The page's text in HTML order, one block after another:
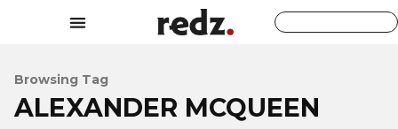
Browsing Tag
ALEXANDER MCQUEEN